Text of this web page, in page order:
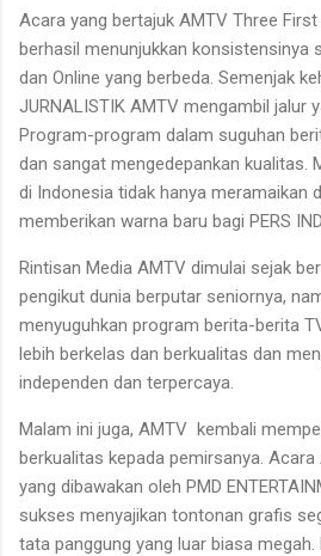
Acara yang bertajuk AMTV Three
berhasil menunjukkan konsistensinya
dan Online yang berbeda. Semenjak
JURNALISTIK AMTV mengambil jalur
Program-program dalam suguhan
dan sangat mengedepankan kualitas.
di Indonesia tidak hanya meramaikan
memberikan warna baru bagi PERS
Rintisan Media AMTV dimulai sejak
pengikut dunia berputar seniornya,
menyuguhkan program berita-berita
lebih berkelas dan berkualitas dan
independen dan terpercaya.
Malam ini juga, AMTV kembali
berkualitas kepada pemirsanya. Acara
yang dibawakan oleh PMD
sukses menyajikan tontonan grafis
tata panggung yang luar biasa